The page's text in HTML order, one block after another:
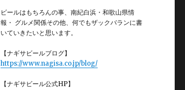
ビールはもちろんの事、南紀白浜・和歌山県情
報・ グルメ関係その他、何でもザックバランに書
いていきたいと思います。
【ナギサビールブログ】
https://www.nagisa.co.jp/blog/
【ナギサビール公式HP】